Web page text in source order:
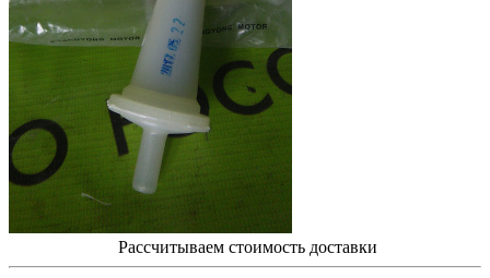
Рассчитываем стоимость доставки